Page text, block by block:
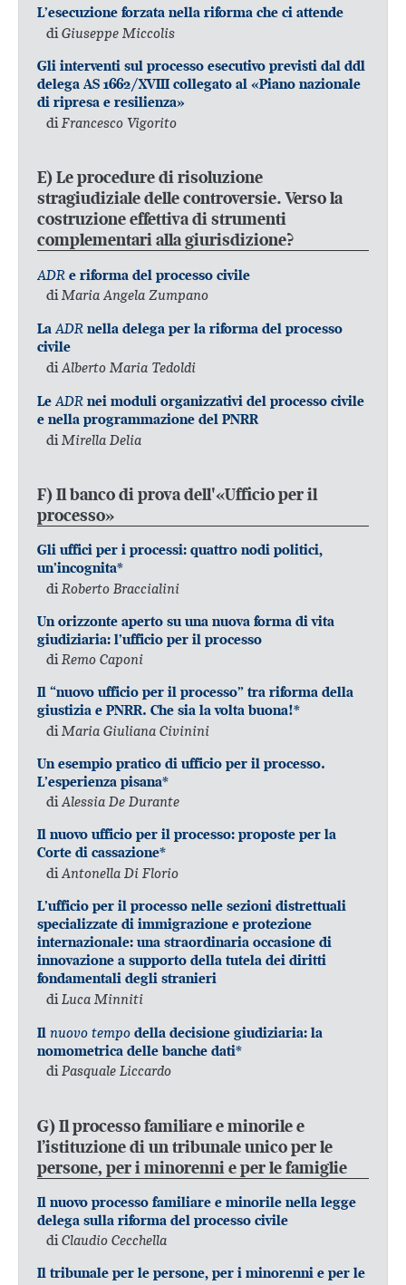
L’esecuzione forzata nella riforma che ci attende
di Giuseppe Miccolis
Gli interventi sul processo esecutivo previsti dal ddl
delega AS 1662/XVIII collegato al «Piano nazionale
di ripresa e resilienza»
di Francesco Vigorito
E) Le procedure di risoluzione
stragiudiziale delle controversie. Verso la
costruzione effettiva di strumenti
complementari alla giurisdizione?
ADR e riforma del processo civile
diMaria Angela Zumpano
La ADR nella delega per la riforma del processo
civile
diAlberto Maria Tedoldi
Le ADR nei moduli organizzativi del processo civile
e nella programmazione del PNRR
di Mirella Delia
F) Il banco di prova dell'«Ufficio per il
processo»
Gli uffici per i processi: quattro nodi politici,
un’incognita*
di Roberto Braccialini
Un orizzonte aperto su una nuova forma di vita
giudiziaria: l’ufficio per il processo
diRemo Caponi
Il “nuovo ufficio per il processo” tra riforma della
giustizia e PNRR. Che sia la volta buona!*
di Maria Giuliana Civinini
Un esempio pratico di ufficio per il processo.
L’esperienza pisana*
diAlessia De Durante
Il nuovo ufficio per il processo: proposte per la
Corte di cassazione*
diAntonella Di Florio
L’ufficio per il processo nelle sezioni distrettuali
specializzate di immigrazione e protezione
internazionale: una straordinaria occasione di
innovazione a supporto della tutela dei diritti
fondamentali degli stranieri
di Luca Minniti
Il nuovo tempo della decisione giudiziaria: la
nomometrica delle banche dati*
diPasquale Liccardo
G) Il processo familiare e minorile e
l’istituzione di un tribunale unico per le
persone, per i minorenni e per le famiglie
Il nuovo processo familiare e minorile nella legge
delega sulla riforma del processo civile
diClaudio Cecchella
Il tribunale per le persone, per i minorenni e per le